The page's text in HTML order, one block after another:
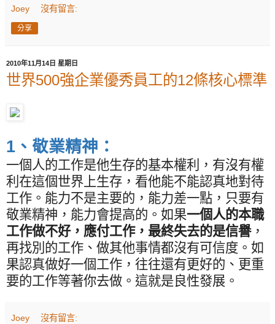
Joey 沒有留言:
分享
2010年11月14日 星期日
世界500強企業優秀員工的12條核心標準
1 、敬業精神：
一個人的工作是他生存的基本權利，有沒有權
利在這個世界上生存，看他能不能認真地對待
工作。能力不是主要的，能力差一點，只要有
敬業精神，能力會提高的。如果一個人的本職
工作做不好，應付工作，最終失去的是信譽，
再找別的工作、做其他事情都沒有可信度。如
果認真做好一個工作，往往還有更好的、更重
要的工作等著你去做。這就是良性發展。
Joey 沒有留言: